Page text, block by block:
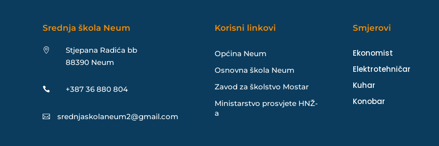
Srednja škola Neum

Stjepana Radića bb
88390 Neum
 +387 36 880 804
 srednjaskolaneum2@gmail.com
Korisni linkovi
Općina Neum
Osnovna škola Neum
Zavod za školstvo Mostar
Ministarstvo prosvjete HNŽ-
a
Smjerovi
Ekonomist
Elektrotehničar
Kuhar
Konobar